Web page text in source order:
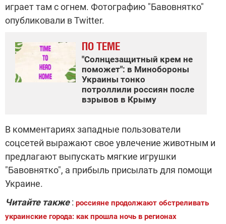
играет там с огнем. Фотографию "Бавовнятко"
опубликовали в Twitter.
ПО ТЕМЕ
"Солнцезащитный крем не
поможет": в Минобороны
Украины тонко
потроллили россиян после
взрывов в Крыму
В комментариях западные пользователи
соцсетей выражают свое увлечение животным и
предлагают выпускать мягкие игрушки
"Бавовнятко", а прибыль присылать для помощи
Украине.
Читайте также: россияне продолжают обстреливать
украинские города: как прошла ночь в регионах